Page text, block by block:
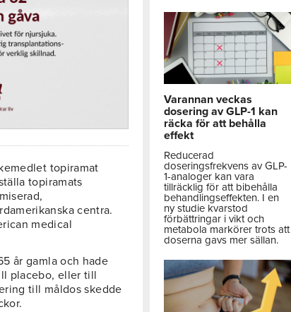
topiramat
topiramats
centra.
medical
år gamla och hade
placebo, eller till
till måldos skedde
Varannan veckas
dosering av GLP-1 kan
räcka för att behålla
effekt
Reducerad
doseringsfrekvens av GLP-
1-analoger kan vara
tillräcklig för att bibehålla
behandlingseffekten. I en
ny studie kvarstod
förbättringar i vikt och
metabola markörer trots att
doserna gavs mer sällan.